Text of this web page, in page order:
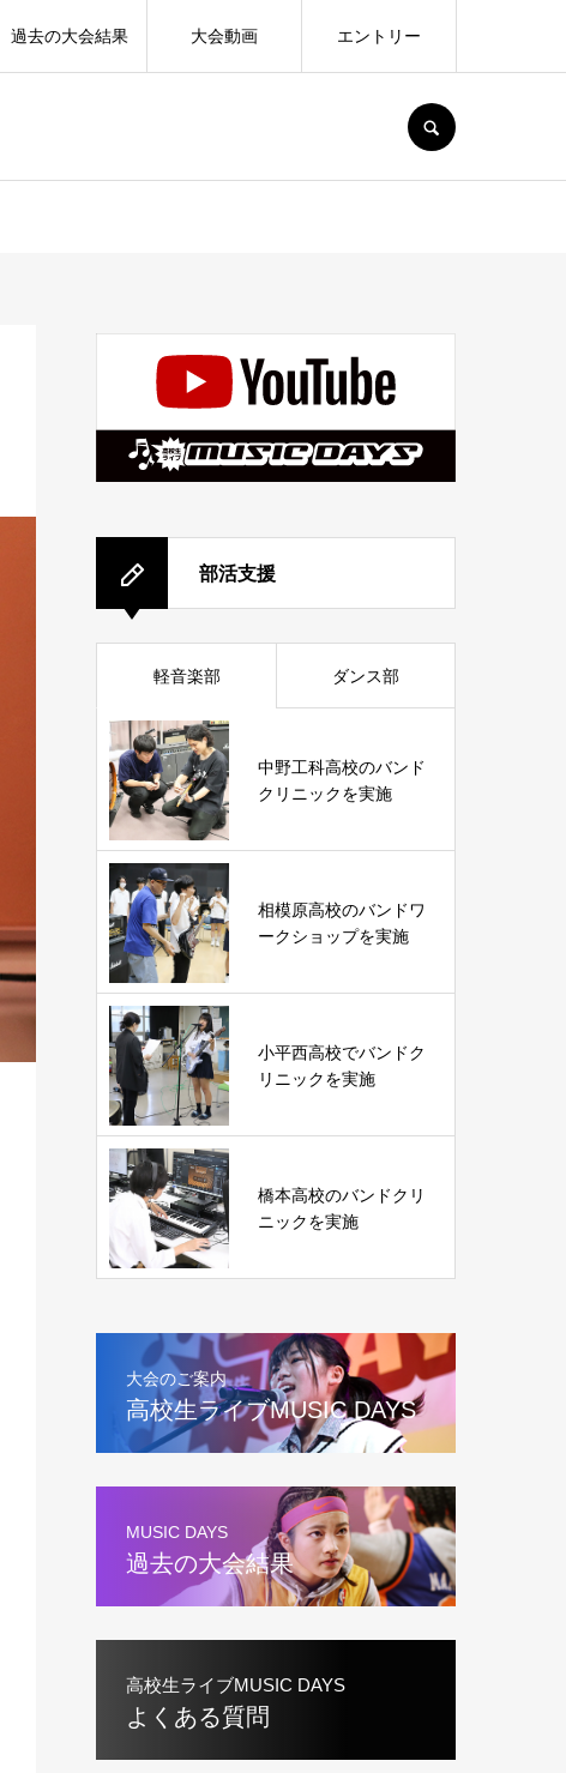
過去の大会結果 大会動画 エントリー
部活支援
軽音楽部 ダンス部
中野工科高校のバンド
クリニックを実施
相模原高校のバンドワ
ークショップを実施
小平西高校でバンドク
リニックを実施
橋本高校のバンドクリ
ニックを実施
大会のご案内
高校生ライブMUSIC DAYS
MUSIC DAYS
過去の大会結果
高校生ライブMUSIC DAYS
よくある質問